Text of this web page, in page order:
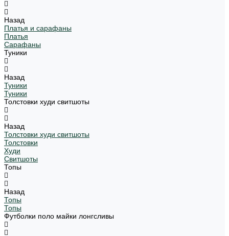
Назад
Платья и сарафаны
Платья
Сарафаны
Туники
Назад
Туники
Туники
Толстовки худи свитшоты
Назад
Толстовки худи свитшоты
Толстовки
Худи
Свитшоты
Топы
Назад
Топы
Топы
Футболки поло майки лонгсливы